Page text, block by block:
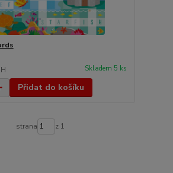
Skladem 5 ks
Přidat do košíku
strana z 1